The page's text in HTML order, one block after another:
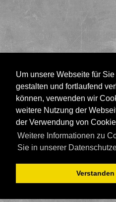
Um unsere Webseite für
gestalten und fortlaufend
können, verwenden wir
weitere Nutzung der
der Verwendung von
Weitere Informationen zu
Sie in unserer
Verstanden